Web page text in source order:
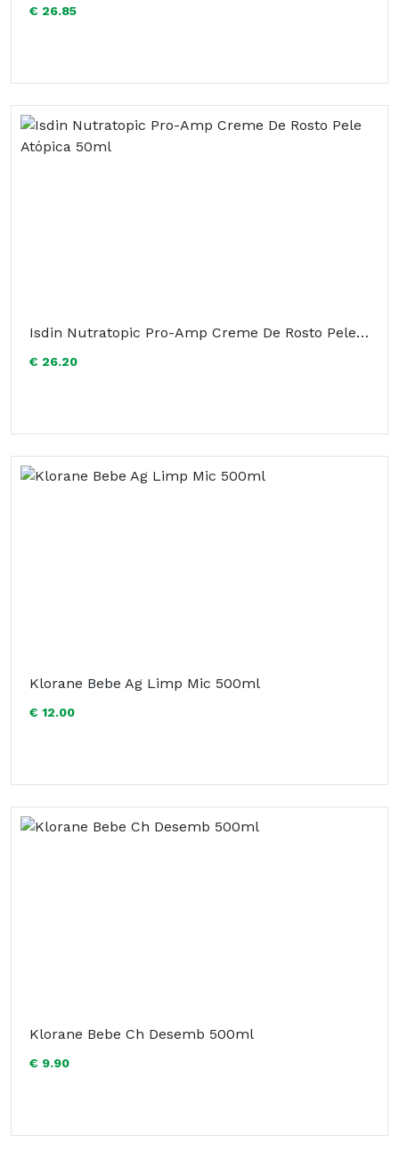
€ 26.85
Isdin Nutratopic Pro-Amp Creme De Rosto Pele Atópica 50ml
€ 26.20
Klorane Bebe Ag Limp Mic 500ml
€ 12.00
Klorane Bebe Ch Desemb 500ml
€ 9.90